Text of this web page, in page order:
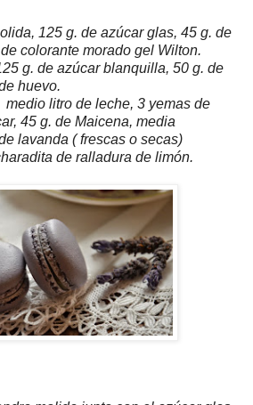
125 g. de azúcar glas, 45 g. de
colorante morado gel Wilton.
g. de azúcar blanquilla, 50 g. de
huevo.
medio litro de leche, 3 yemas de
45 g. de Maicena, media
lavanda ( frescas o secas)
de ralladura de limón.